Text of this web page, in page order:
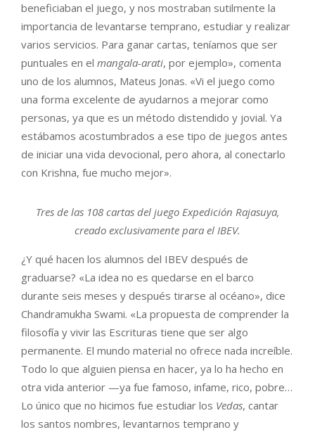
beneficiaban el juego, y nos mostraban sutilmente la
importancia de levantarse temprano, estudiar y realizar
varios servicios. Para ganar cartas, teníamos que ser
puntuales en el mangala-arati, por ejemplo», comenta
uno de los alumnos, Mateus Jonas. «Vi el juego como
una forma excelente de ayudarnos a mejorar como
personas, ya que es un método distendido y jovial. Ya
estábamos acostumbrados a ese tipo de juegos antes
de iniciar una vida devocional, pero ahora, al conectarlo
con Krishna, fue mucho mejor».
Tres de las 108 cartas del juego Expedición Rajasuya,
creado exclusivamente para el IBEV.
¿Y qué hacen los alumnos del IBEV después de
graduarse? «La idea no es quedarse en el barco
durante seis meses y después tirarse al océano», dice
Chandramukha Swami. «La propuesta de comprender la
filosofía y vivir las Escrituras tiene que ser algo
permanente. El mundo material no ofrece nada increíble.
Todo lo que alguien piensa en hacer, ya lo ha hecho en
otra vida anterior —ya fue famoso, infame, rico, pobre…
Lo único que no hicimos fue estudiar los Vedas, cantar
los santos nombres, levantarnos temprano y